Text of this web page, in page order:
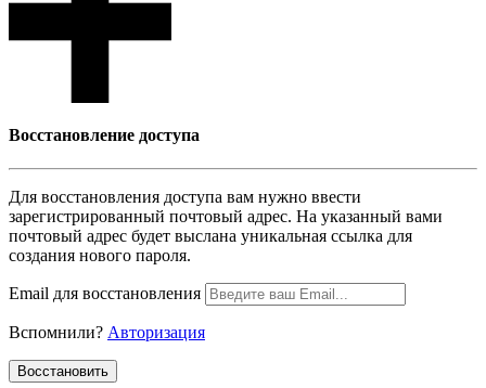
Восcтановление доступа
Для восcтановления доступа вам нужно ввести
зарегистрированный почтовый адрес. На указанный вами
почтовый адрес будет выслана уникальная ссылка для
создания нового пароля.
Email для восcтановления
Вспомнили? Авторизация
Воcстановить